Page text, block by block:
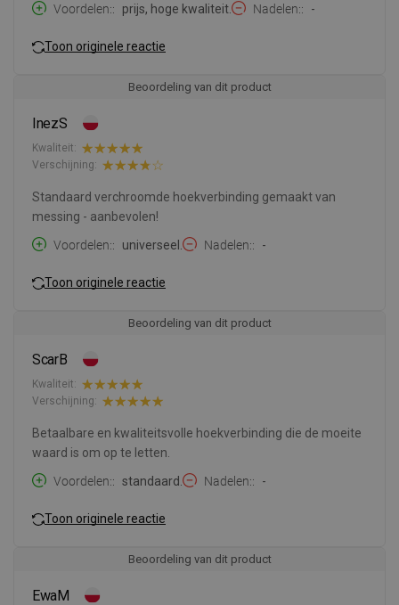
Voordelen:
prijs, hoge kwaliteit. Nadelen: -
Toon originele reactie
Beoordeling van dit product
InezS
Kwaliteit:
Verschijning:
Standaard verchroomde hoekverbinding gemaakt van
messing - aanbevolen!
Voordelen:
universeel. Nadelen: -
Toon originele reactie
Beoordeling van dit product
ScarB
Kwaliteit:
Verschijning:
Betaalbare en kwaliteitsvolle hoekverbinding die de moeite
waard is om op te letten.
Voordelen:
standaard. Nadelen: -
Toon originele reactie
Beoordeling van dit product
EwaM